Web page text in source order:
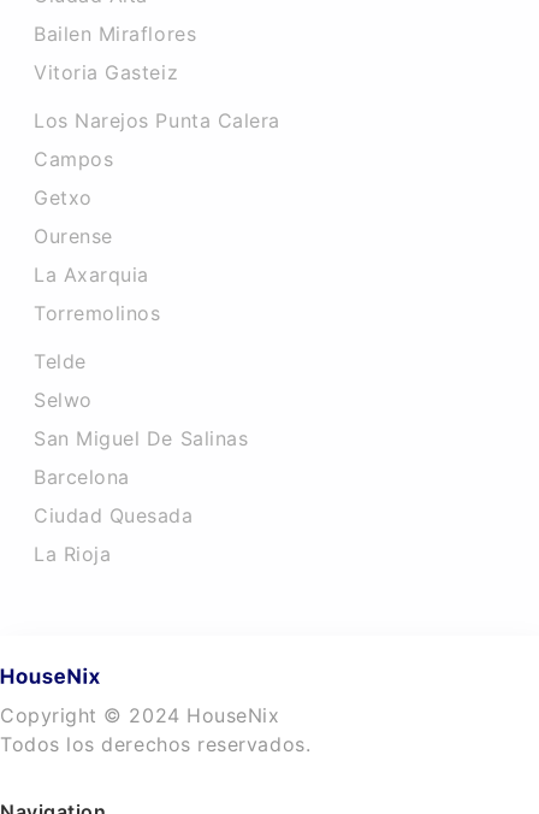
Bailen Miraflores
Vitoria Gasteiz
Los Narejos Punta Calera
Campos
Getxo
Ourense
La Axarquia
Torremolinos
Telde
Selwo
San Miguel De Salinas
Barcelona
Ciudad Quesada
La Rioja
Copyright © 2024 HouseNix
Todos los derechos reservados.